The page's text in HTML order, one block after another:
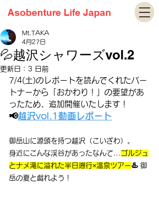
Asobenture Life Japan
💦越沢シャワーズvol.2
Mt.TAKA
4月27日
更新日： 3 日前
7/4(土)のレポートを読んでくれたパー
トナーから「おかわり！」の要望があ
ったため、追加開催いたします！
📢越沢vol.1動画レポート
御岳山に源頭を持つ越沢（こいざわ）。
身近にこんな渓谷があったなんて... ゴルジュ
とナメ滝に溢れた半日遡行×温泉ツアー♨️ 御
岳の夏と戯れよう！